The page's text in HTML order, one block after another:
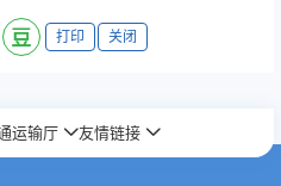
打印 关闭
运输厅 友情链接